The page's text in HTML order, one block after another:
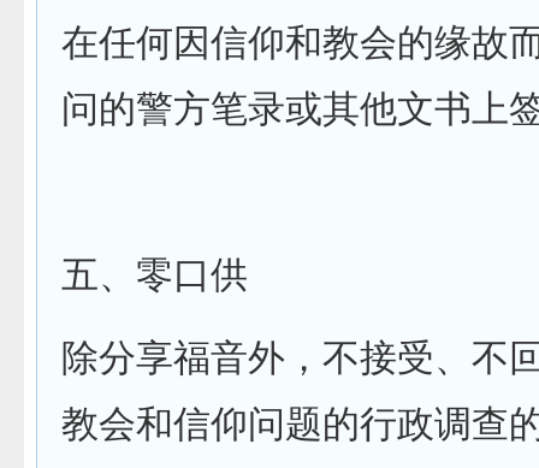
在任何因信仰和教会的缘故
问的警方笔录或其他文书上
五、零口供
除分享福音外，不接受、不
教会和信仰问题的行政调查